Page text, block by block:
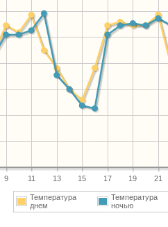
9 11 13 15 17 19 21
Температура
днем
Температура
ночью